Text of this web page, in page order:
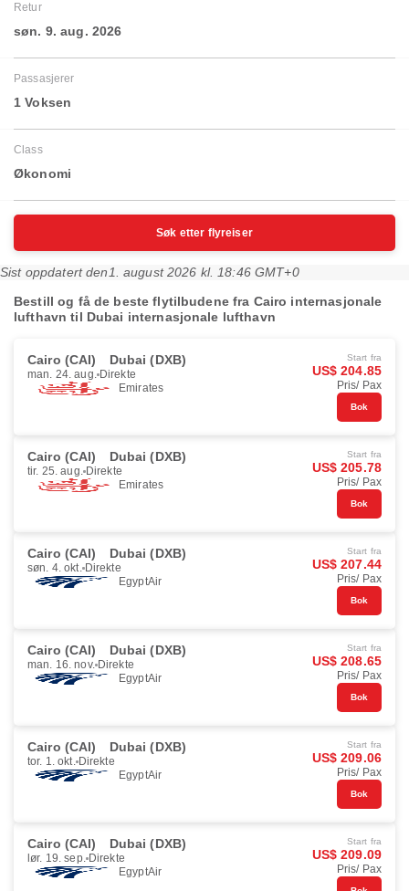
Retur
søn. 9. aug. 2026
Passasjerer
1 Voksen
Class
Økonomi
Søk etter flyreiser
Sist oppdatert den 1. august 2026 kl. 18:46 GMT+0
Bestill og få de beste flytilbudene fra Cairo internasjonale
lufthavn til Dubai internasjonale lufthavn
Cairo (CAI) Dubai (DXB)
man. 24. aug. Direkte
Emirates
Start fra
US$ 204.85
Pris/ Pax
Bok
Cairo (CAI) Dubai (DXB)
tir. 25. aug. Direkte
Emirates
Start fra
US$ 205.78
Pris/ Pax
Bok
Cairo (CAI) Dubai (DXB)
søn. 4. okt. Direkte
EgyptAir
Start fra
US$ 207.44
Pris/ Pax
Bok
Cairo (CAI) Dubai (DXB)
man. 16. nov. Direkte
EgyptAir
Start fra
US$ 208.65
Pris/ Pax
Bok
Cairo (CAI) Dubai (DXB)
tor. 1. okt. Direkte
EgyptAir
Start fra
US$ 209.06
Pris/ Pax
Bok
Cairo (CAI) Dubai (DXB)
lør. 19. sep. Direkte
EgyptAir
Start fra
US$ 209.09
Pris/ Pax